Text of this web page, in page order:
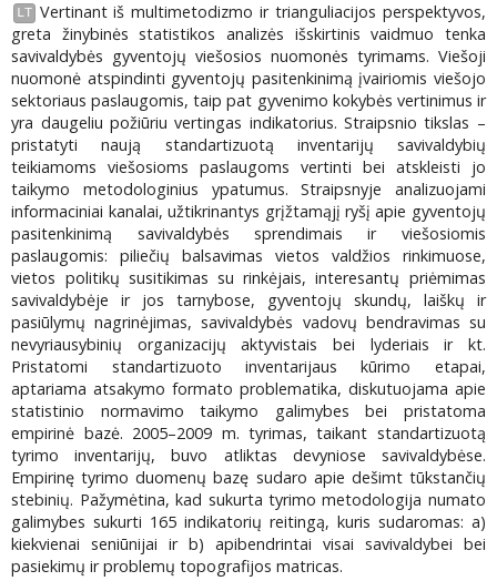
LT Vertinant iš multimetodizmo ir trianguliacijos perspektyvos,
greta žinybinės statistikos analizės išskirtinis vaidmuo tenka
savivaldybės gyventojų viešosios nuomonės tyrimams. Viešoji
nuomonė atspindinti gyventojų pasitenkinimą įvairiomis viešojo
sektoriaus paslaugomis, taip pat gyvenimo kokybės vertinimus ir
yra daugeliu požiūriu vertingas indikatorius. Straipsnio tikslas –
pristatyti naują standartizuotą inventarijų savivaldybių
teikiamoms viešosioms paslaugoms vertinti bei atskleisti jo
taikymo metodologinius ypatumus. Straipsnyje analizuojami
informaciniai kanalai, užtikrinantys grįžtamąjį ryšį apie gyventojų
pasitenkinimą savivaldybės sprendimais ir viešosiomis
paslaugomis: piliečių balsavimas vietos valdžios rinkimuose,
vietos politikų susitikimas su rinkėjais, interesantų priėmimas
savivaldybėje ir jos tarnybose, gyventojų skundų, laiškų ir
pasiūlymų nagrinėjimas, savivaldybės vadovų bendravimas su
nevyriausybinių organizacijų aktyvistais bei lyderiais ir kt.
Pristatomi standartizuoto inventarijaus kūrimo etapai,
aptariama atsakymo formato problematika, diskutuojama apie
statistinio normavimo taikymo galimybes bei pristatoma
empirinė bazė. 2005–2009 m. tyrimas, taikant standartizuotą
tyrimo inventarijų, buvo atliktas devyniose savivaldybėse.
Empirinę tyrimo duomenų bazę sudaro apie dešimt tūkstančių
stebinių. Pažymėtina, kad sukurta tyrimo metodologija numato
galimybes sukurti 165 indikatorių reitingą, kuris sudaromas: a)
kiekvienai seniūnijai ir b) apibendrintai visai savivaldybei bei
pasiekimų ir problemų topografijos matricas.